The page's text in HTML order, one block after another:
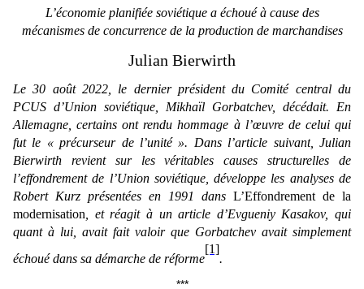
L’économie planifiée soviétique a échoué à cause des
mécanismes de concurrence de la production de marchandises
Julian Bierwirth
Le 30 août 2022, le dernier président du Comité central du
PCUS d’Union soviétique,
Mikhaïl Gorbatchev, décédait. En
Allemagne, certains ont rendu hommage à l’œuvre de celui qui
fut le « précurseur de l’unité ». Dans l’article suivant,
Julian
Bierwirth revient sur les véritables causes structurelles de
l’effondrement de l’Union soviétique, développe les analyses de
Robert Kurz présentées en 1991 dans L’Effondrement de la
modernisation , et réagit à un article d’Evgueniy Kasakov, qui
quant à lui, avait fait valoir que Gorbatchev avait simplement
échoué dans sa démarche de réforme
[1]
.
***